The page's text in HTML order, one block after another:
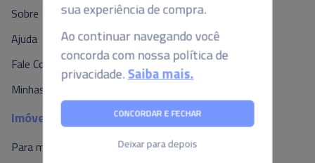
Ao continuar navegando você
concorda com nossa política de
privacidade.Saiba mais.
Deixar para depois
Sobre
Ajuda
Fale Conosco
Minhas Propostas
Imóveis
Para morar